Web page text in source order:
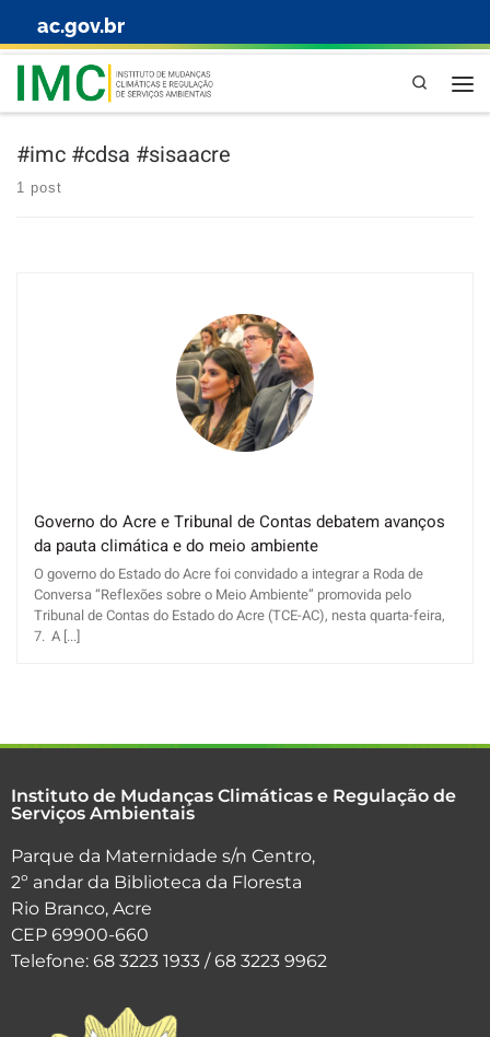
Skip to content
ac.gov.br
Pesquisa
#imc #cdsa #sisaacre
1 post
Governo do Acre e Tribunal de Contas debatem avanços
da pauta climática e do meio ambiente
O governo do Estado do Acre foi convidado a integrar a Roda de
Conversa “Reflexões sobre o Meio Ambiente” promovida pelo
Tribunal de Contas do Estado do Acre (TCE-AC), nesta quarta-feira,
7. A [...]
Instituto de Mudanças Climáticas e Regulação de
Serviços Ambientais
Parque da Maternidade s/n Centro,
2º andar da Biblioteca da Floresta
Rio Branco, Acre
CEP 69900-660
Telefone: 68 3223 1933 / 68 3223 9962